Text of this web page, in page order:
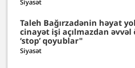
Siyasət
Taleh Bağırzadənin həyat
cinayət işi açılmazdan əvvəl
‘stop’ qoyublar"
Siyasət